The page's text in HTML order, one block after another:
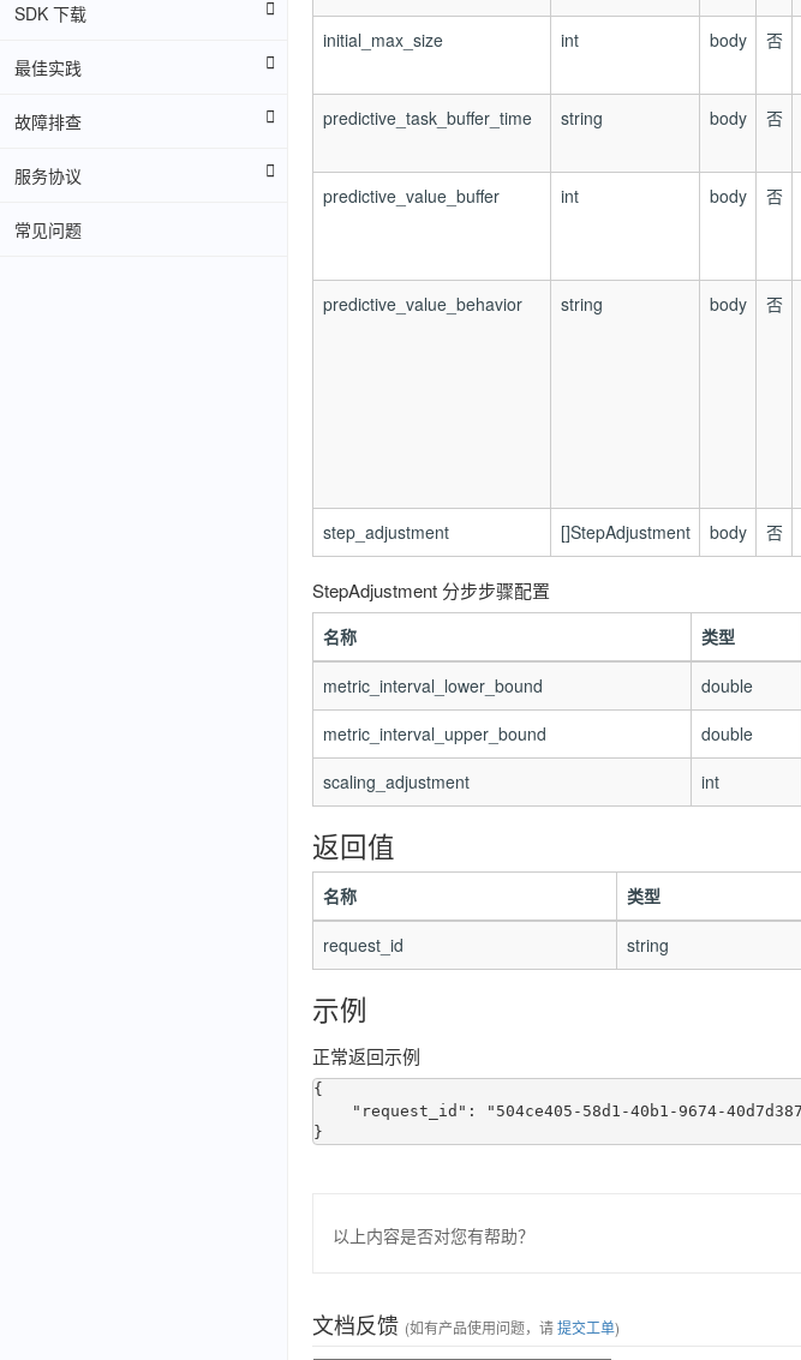
SDK 下载
最佳实践
故障排查
服务协议
常见问题
initial_max_size
int body 否
predictive_task_buffer_time
string body 否
predictive_value_buffer
int body 否
predictive_value_behavior
string body 否
step_adjustment
[]StepAdjustment body 否
StepAdjustment 分步步骤配置
名称 类型
metric_interval_lower_bound double
metric_interval_upper_bound
double
scaling_adjustment
int
返回值
名称 类型
request_id string
示例
正常返回示例
{
以上内容是否对您有帮助？
文档反馈 (如有产品使用问题，请提交工单)